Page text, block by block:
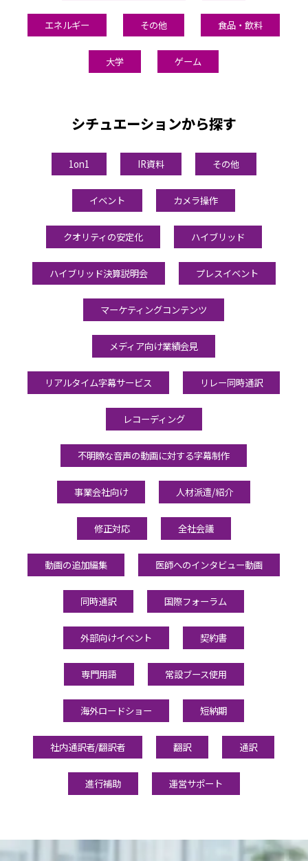
エネルギー その他 食品・飲料
大学 ゲーム
シチュエーションから探す
1on1 IR資料 その他
イベント カメラ操作
クオリティの安定化 ハイブリッド
ハイブリッド決算説明会 プレスイベント
マーケティングコンテンツ
メディア向け業績会見
リアルタイム字幕サービス リレー同時通訳
レコーディング
不明瞭な音声の動画に対する字幕制作
事業会社向け 人材派遣/紹介
修正対応 全社会議
動画の追加編集 医師へのインタビュー動画
同時通訳 国際フォーラム
外部向けイベント 契約書
専門用語 常設ブース使用
海外ロードショー 短納期
社内通訳者/翻訳者 翻訳 通訳
進行補助 運営サポート